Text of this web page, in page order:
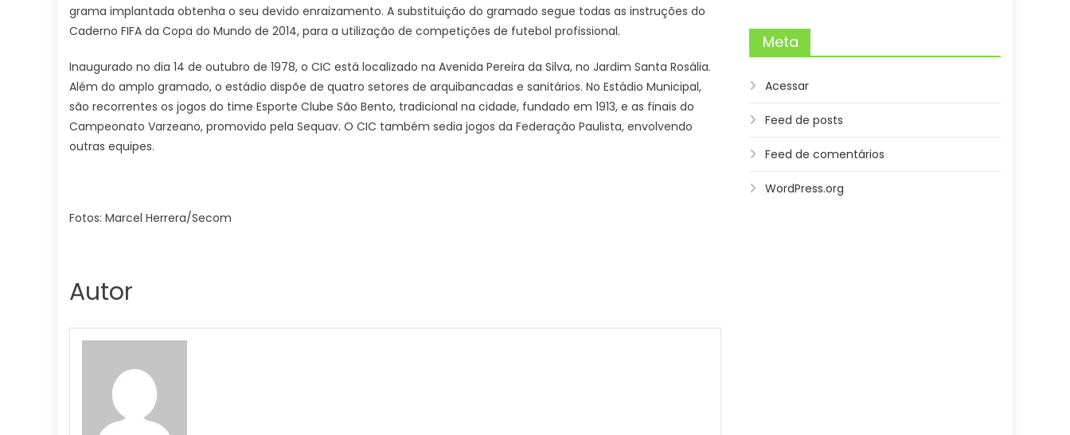
grama implantada obtenha o seu devido enraizamento. A substituição do gramado segue todas as instruções do
Caderno FIFA da Copa do Mundo de 2014, para a utilização de competições de futebol profissional.
Inaugurado no dia 14 de outubro de 1978, o CIC está localizado na Avenida Pereira da Silva, no Jardim Santa Rosália.
Além do amplo gramado, o estádio dispõe de quatro setores de arquibancadas e sanitários. No Estádio Municipal,
são recorrentes os jogos do time Esporte Clube São Bento, tradicional na cidade, fundado em 1913, e as finais do
Campeonato Varzeano, promovido pela Sequav. O CIC também sedia jogos da Federação Paulista, envolvendo
outras equipes.
Fotos: Marcel Herrera/Secom
Autor
Meta
Acessar
Feed de posts
Feed de comentários
WordPress.org